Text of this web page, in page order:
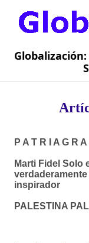
P A T R I A G R
Marti Fidel Solo
inspirador
PALESTINA